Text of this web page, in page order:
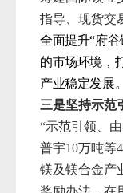
指导、现货交
全面提升“府谷
的市场环境，
产业稳定发展。
三是坚持示范
“示范引领、
普宇10万吨等
镁及镁合金产